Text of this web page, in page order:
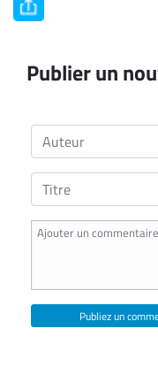
Publier un
Publiez un